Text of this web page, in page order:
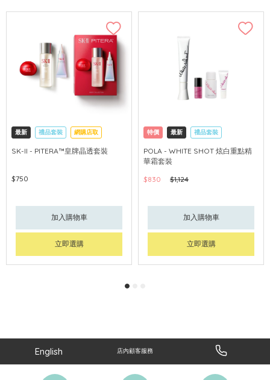
最新 禮品套裝 網購店取
可中國內地配送
SK-II - PITERA™皇牌晶透套裝
$750
加入購物車
立即選購
特價 最新 禮品套裝
網購店取 可中國內地配送
POLA - WHITE SHOT 炫白重點精
華霜套裝
$830
$1,124
加入購物車
立即選購
English 店內顧客服務